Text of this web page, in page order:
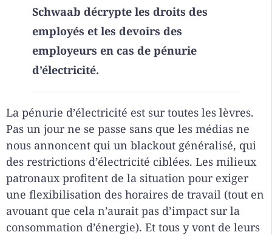
Schwaab décrypte les droits des
employés et les devoirs des
employeurs en cas de pénurie
d’électricité.
La pénurie d’électricité est sur toutes les lèvres.
Pas un jour ne se passe sans que les médias ne
nous annoncent qui un blackout généralisé, qui
des restrictions d’électricité ciblées. Les milieux
patronaux profitent de la situation pour exiger
une flexibilisation des horaires de travail (tout en
avouant que cela n’aurait pas d’impact sur la
consommation d’énergie). Et tous y vont de leurs